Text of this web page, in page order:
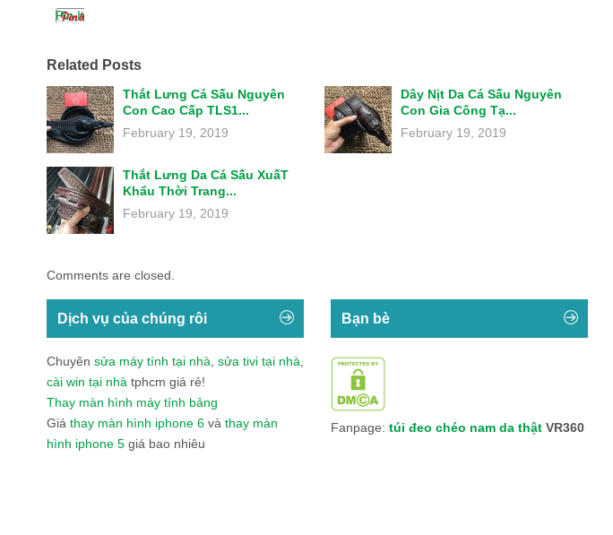
Pin It
Related Posts
Thắt Lưng Cá Sấu Nguyên
Con Cao Cấp TLS1...
February 19, 2019
Dây Nịt Da Cá Sấu Nguyên
Con Gia Công Tạ...
February 19, 2019
Thắt Lưng Da Cá Sấu XuấT
Khẩu Thời Trang...
February 19, 2019
Comments are closed.
Dịch vụ của chúng rôi
Chuyên sửa máy tính tại nhà, sửa tivi tại nhà,
cài win tại nhà tphcm giá rẻ!
Thay màn hình máy tính bảng
Giá thay màn hình iphone 6 và thay màn
hình iphone 5 giá bao nhiêu
Bạn bè
Fanpage: túi đeo chéo nam da thật VR360